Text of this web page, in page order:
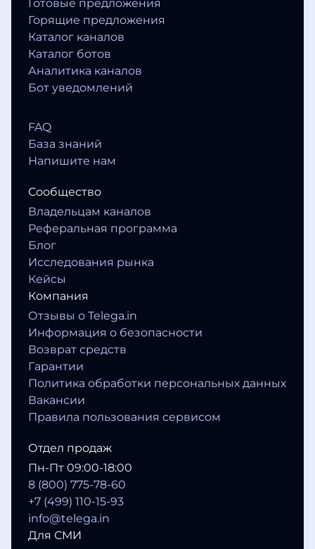
Готовые предложения
Горящие предложения
Каталог каналов
Каталог ботов
Аналитика каналов
Бот уведомлений
FAQ
База знаний
Напишите нам
Сообщество
Владельцам каналов
Реферальная программа
Блог
Исследования рынка
Кейсы
Компания
Отзывы о Telega.in
Информация о безопасности
Возврат средств
Гарантии
Политика обработки персональных данных
Вакансии
Правила пользования сервисом
Отдел продаж
Пн-Пт 09:00-18:00
8 (800) 775-78-60
+7 (499) 110-15-93
info@telega.in
Для СМИ